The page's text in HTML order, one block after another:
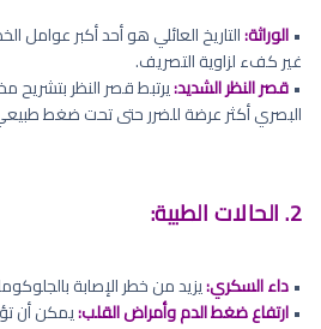
•الوراثة:التاريخ العائلي هو أحد أكبر
غير كفء لزاوية التصريف.
•قصر النظر الشديد:يرتبط قصر النظر
البصري أكثر عرضة للضرر حتى تحت ضغط
2. الحالات الطبية:
•داء السكري:يزيد من خطر الإصابة
•ارتفاع ضغط الدم وأمراض القلب:يمكن أن